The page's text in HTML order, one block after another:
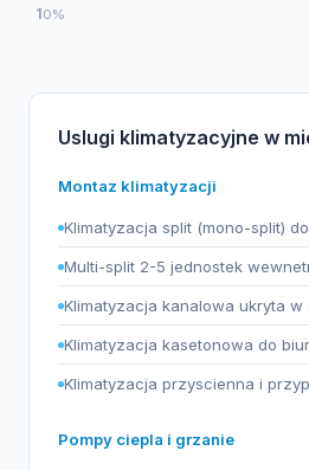
10%
Uslugi klimatyzacyjne w
Montaz klimatyzacji
Klimatyzacja split (mono-split)
Multi-split 2-5 jednostek
Klimatyzacja kanalowa ukryta w
Klimatyzacja kasetonowa do
Klimatyzacja przyscienna i
Pompy ciepla i grzanie